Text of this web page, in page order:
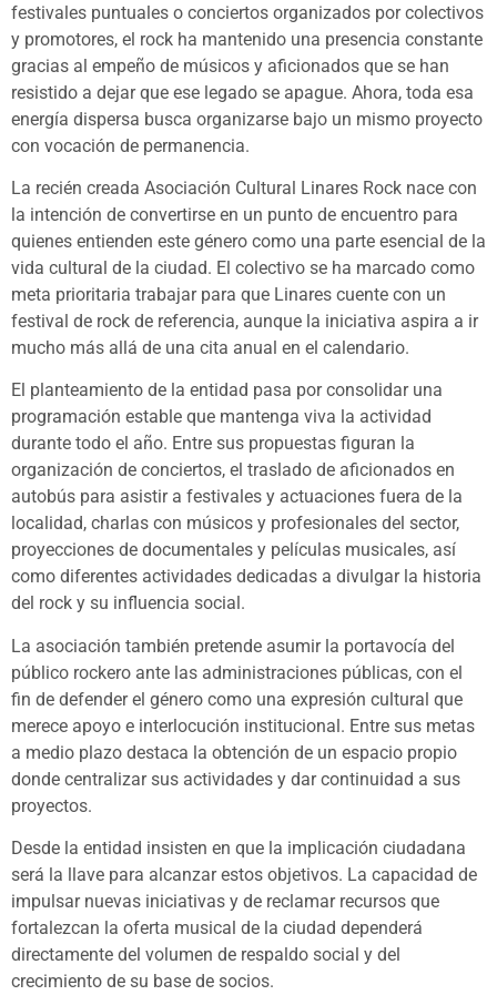
festivales puntuales o conciertos organizados por colectivos
y promotores, el rock ha mantenido una presencia constante
gracias al empeño de músicos y aficionados que se han
resistido a dejar que ese legado se apague. Ahora, toda esa
energía dispersa busca organizarse bajo un mismo proyecto
con vocación de permanencia.
La recién creada Asociación Cultural Linares Rock nace con
la intención de convertirse en un punto de encuentro para
quienes entienden este género como una parte esencial de la
vida cultural de la ciudad. El colectivo se ha marcado como
meta prioritaria trabajar para que Linares cuente con un
festival de rock de referencia, aunque la iniciativa aspira a ir
mucho más allá de una cita anual en el calendario.
El planteamiento de la entidad pasa por consolidar una
programación estable que mantenga viva la actividad
durante todo el año. Entre sus propuestas figuran la
organización de conciertos, el traslado de aficionados en
autobús para asistir a festivales y actuaciones fuera de la
localidad, charlas con músicos y profesionales del sector,
proyecciones de documentales y películas musicales, así
como diferentes actividades dedicadas a divulgar la historia
del rock y su influencia social.
La asociación también pretende asumir la portavocía del
público rockero ante las administraciones públicas, con el
fin de defender el género como una expresión cultural que
merece apoyo e interlocución institucional. Entre sus metas
a medio plazo destaca la obtención de un espacio propio
donde centralizar sus actividades y dar continuidad a sus
proyectos.
Desde la entidad insisten en que la implicación ciudadana
será la llave para alcanzar estos objetivos. La capacidad de
impulsar nuevas iniciativas y de reclamar recursos que
fortalezcan la oferta musical de la ciudad dependerá
directamente del volumen de respaldo social y del
crecimiento de su base de socios.